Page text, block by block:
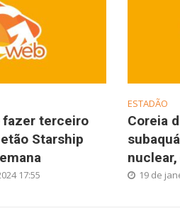
fazer terceiro
Starship
17:55
ESTADÃO
Coreia
19 de